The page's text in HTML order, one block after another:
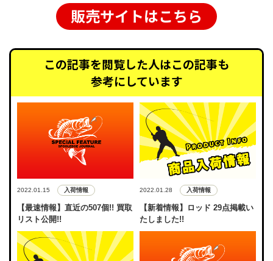
販売サイトはこちら
この記事を閲覧した人はこの記事も
参考にしています
2022.01.15 入荷情報
【最速情報】直近の507個!! 買取
リスト公開!!
2022.01.28 入荷情報
【新着情報】ロッド 29点掲載い
たしました!!